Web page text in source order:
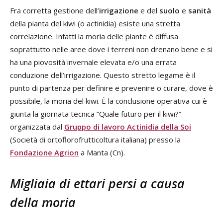
Fra corretta gestione dell’irrigazione e del suolo e sanità
della pianta del kiwi (o actinidia) esiste una stretta
correlazione. Infatti la moria delle piante è diffusa
soprattutto nelle aree dove i terreni non drenano bene e si
ha una piovosità invernale elevata e/o una errata
conduzione dell’irrigazione. Questo stretto legame è il
punto di partenza per definire e prevenire o curare, dove è
possibile, la moria del kiwi. È la conclusione operativa cui è
giunta la giornata tecnica “Quale futuro per il kiwi?”
organizzata dal Gruppo di lavoro Actinidia della Soi
(Società di ortoflorofrutticoltura italiana) presso la
Fondazione Agrion a Manta (Cn).
Migliaia di ettari persi a causa
della moria